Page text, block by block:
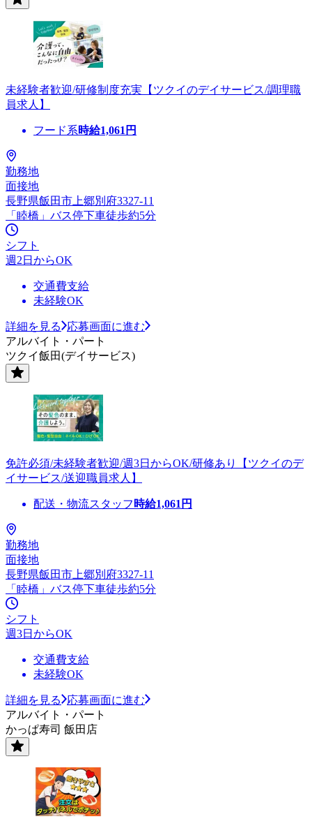
未経験者歓迎/研修制度充実【ツクイのデイサービス/調理職
員求人】
フード系時給1,061 円
勤務地
面接地
長野県飯田市上郷別府3327-11
「睦橋」バス停下車徒歩約5分
シフト
週2日からOK
交通費支給
未経験OK
詳細を見る
応募画面に進む
アルバイト・パート
ツクイ飯田(デイサービス)
免許必須/未経験者歓迎/週3日からOK/研修あり【ツクイのデ
イサービス/送迎職員求人】
配送・物流スタッフ 時給1,061 円
勤務地
面接地
長野県飯田市上郷別府3327-11
「睦橋」バス停下車徒歩約5分
シフト
週3日からOK
交通費支給
未経験OK
詳細を見る
応募画面に進む
アルバイト・パート
かっぱ寿司 飯田店